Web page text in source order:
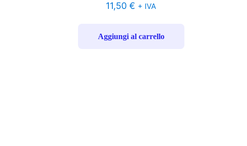
11,50€ + IVA
Aggiungi al carrello